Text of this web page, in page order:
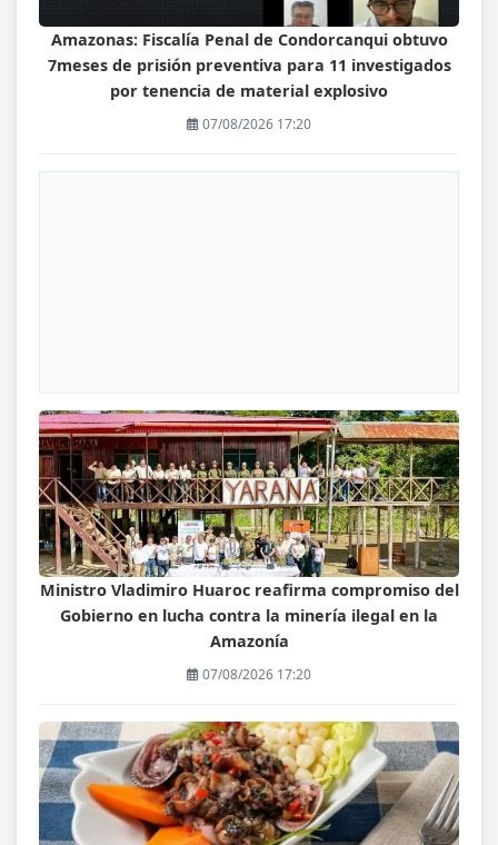
Amazonas: Fiscalía Penal de Condorcanqui obtuvo
7meses de prisión preventiva para 11 investigados
por tenencia de material explosivo
07/08/2026 17:20
Ministro Vladimiro Huaroc reafirma compromiso del
Gobierno en lucha contra la minería ilegal en la
Amazonía
07/08/2026 17:20